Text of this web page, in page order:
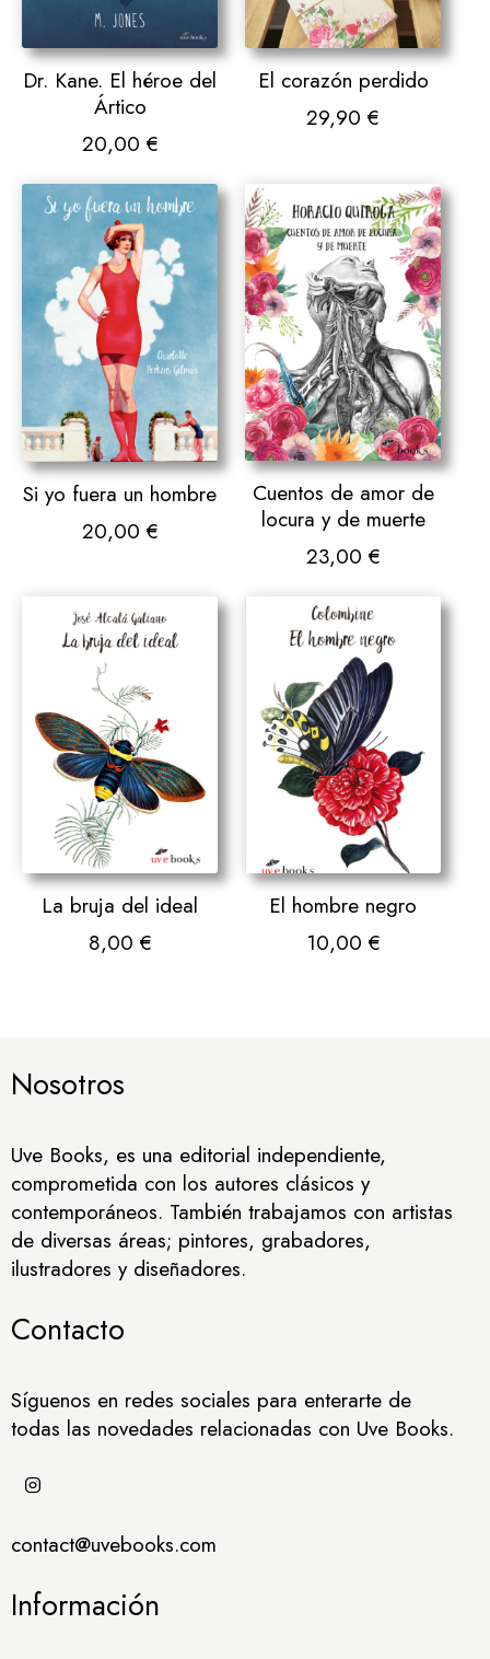
Dr. Kane. El héroe del
Ártico
20,00 €
El corazón perdido
29,90 €
Si yo fuera un hombre
20,00 €
Cuentos de amor de
locura y de muerte
23,00 €
La bruja del ideal
8,00 €
El hombre negro
10,00 €
Nosotros
Uve Books, es una editorial independiente,
comprometida con los autores clásicos y
contemporáneos. También trabajamos con artistas
de diversas áreas; pintores, grabadores,
ilustradores y diseñadores.
Contacto
Síguenos en redes sociales para enterarte de
todas las novedades relacionadas con Uve Books.
contact@uvebooks.com
Información